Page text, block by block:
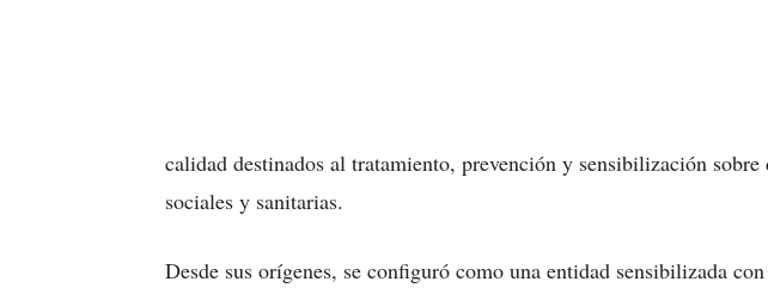
calidad destinados al tratamiento, prevención y sensibilización sobre
sociales y sanitarias.
Desde sus orígenes, se configuró como una entidad sensibilizada